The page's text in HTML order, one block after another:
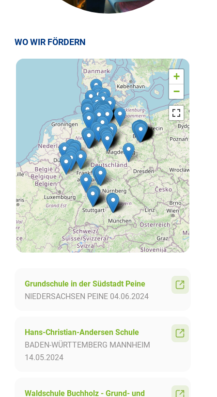
WO WIR FÖRDERN
+
−
Grundschule in der Südstadt Peine
NIEDERSACHSEN PEINE 04.06.2024
Hans-Christian-Andersen Schule
BADEN-WÜRTTEMBERG MANNHEIM
14.05.2024
Waldschule Buchholz - Grund- und